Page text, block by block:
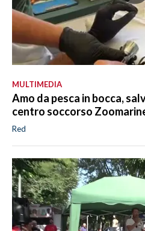
MULTIMEDIA
Amo da pesca in bocca,
centro soccorso
Red